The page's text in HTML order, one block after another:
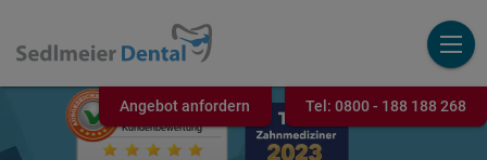
Angebot anfordern Tel: 0800 - 188 188 268
AUSGEZEICHNET
Kundenbewertung